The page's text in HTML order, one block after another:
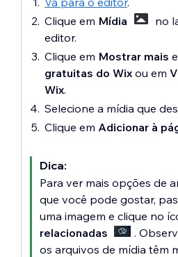
Clique em Mídia
no
editor.
Clique em Mostrar mais
gratuitas do Wix ou em
Wix.
Selecione a mídia que
Clique em Adicionar à
Dica:
Para ver mais opções de
que você pode gostar,
uma imagem e clique no
relacionadas
.
os arquivos de mídia têm